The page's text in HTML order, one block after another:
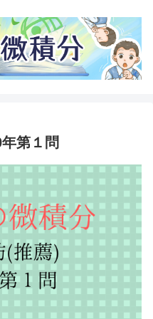
第１問